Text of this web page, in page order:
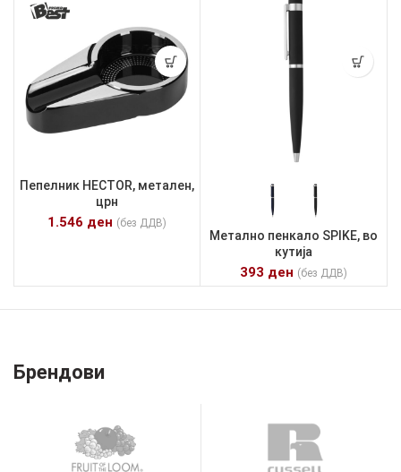
Пепелник HECTOR, метален,
црн
1.546 ден (без ДДВ)
Метално пенкало SPIKE, во
кутија
393 ден (без ДДВ)
Брендови